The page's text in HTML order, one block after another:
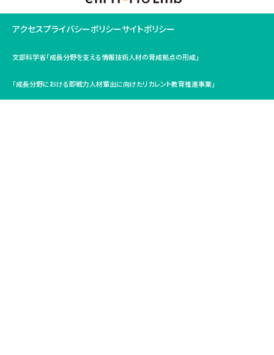
アクセスプライバシーポリシーサイトポリシー
文部科学省「成長分野を支える情報技術人材の育成拠点の形成」
「成長分野における即戦力人材輩出に向けたリカレント教育推進事業」